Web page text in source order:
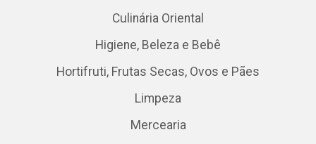
Culinária Oriental
Higiene, Beleza e Bebê
Hortifruti, Frutas Secas, Ovos e Pães
Limpeza
Mercearia